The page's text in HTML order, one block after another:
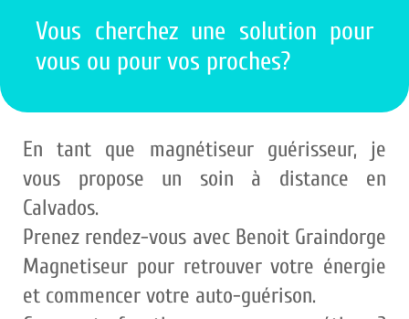
Vous cherchez une solution pour
vous ou pour vos proches?
En tant que magnétiseur guérisseur, je
vous propose un soin à distance en
Calvados.
Prenez rendez-vous avec Benoit Graindorge
Magnetiseur pour retrouver votre énergie
et commencer votre auto-guérison.